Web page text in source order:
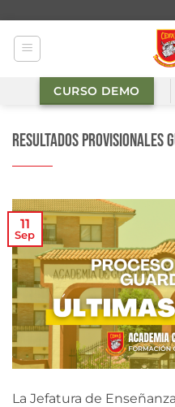
contenido
CURSO DEMO
Resultados provisionales
11
Sep
La Jefatura de